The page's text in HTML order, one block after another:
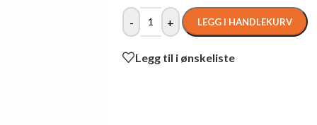
- + LEGG I HANDLEKURV
Legg til i ønskeliste